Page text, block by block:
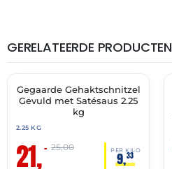
GERELATEERDE PRODUCTEN
🔥 OP=OP
THT:
01-
Gegaarde Gehaktschnitzel
Gevuld met Satésaus 2.25
kg
2.25 KG
21,– PER KILO
9,33
25,00